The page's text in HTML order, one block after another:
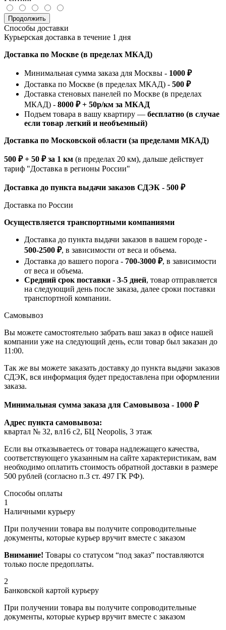
Продолжить
Способы доставки
Курьерская доставка в течение 1 дня
Доставка по Москве (в пределах МКАД)
Минимальная сумма заказа для Москвы - 1000 ₽
Доставка по Москве (в пределах МКАД) - 500 ₽
Доставка стеновых панелей по Москве (в пределах
МКАД) - 8000 ₽ + 50р/км за МКАД
Подъем товара в вашу квартиру — бесплатно (в случае
если товар легкий и необъемный)
Доставка по Московской области (за пределами МКАД)
500 ₽ + 50 ₽ за 1 км (в пределах 20 км), дальше действует
тариф "Доставка в регионы России"
Доставка до пункта выдачи заказов СДЭК - 500 ₽
Доставка по России
Осуществляется транспортными компаниями
Доставка до пункта выдачи заказов в вашем городе -
500-2500 ₽, в зависимости от веса и объема.
Доставка до вашего порога - 700-3000 ₽, в зависимости
от веса и объема.
Средний срок поставки - 3-5 дней, товар отправляется
на следующий день после заказа, далее сроки поставки
транспортной компании.
Самовывоз
Вы можете самостоятельно забрать ваш заказ в офисе нашей
компании уже на следующий день, если товар был заказан до
11:00.
Так же вы можете заказать доставку до пункта выдачи заказов
СДЭК, вся информация будет предоставлена при оформлении
заказа.
Минимальная сумма заказа для Самовывоза - 1000 ₽
Адрес пункта самовывоза:
квартал № 32, вл16 с2, БЦ Neopolis, 3 этаж
Если вы отказываетесь от товара надлежащего качества,
соответствующего указанным на сайте характеристикам, вам
необходимо оплатить стоимость обратной доставки в размере
500 рублей (согласно п.3 ст. 497 ГК РФ).
Способы оплаты
1
Наличными курьеру
При получении товара вы получите сопроводительные
документы, которые курьер вручит вместе с заказом
Внимание! Товары со статусом “под заказ” поставляются
только после предоплаты.
2
Банковской картой курьеру
При получении товара вы получите сопроводительные
документы, которые курьер вручит вместе с заказом